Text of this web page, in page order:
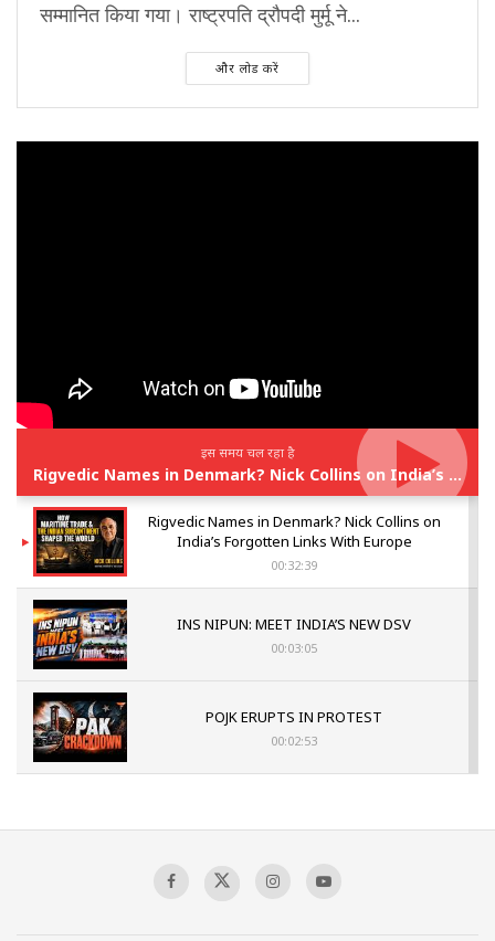
सम्मानित किया गया। राष्ट्रपति द्रौपदी मुर्मू ने...
और लोड करें
इस समय चल रहा है
Rigvedic Names in Denmark? Nick Collins on India’s Forgotten Links With Europe
Rigvedic Names in Denmark? Nick Collins on
India’s Forgotten Links With Europe
00:32:39
INS NIPUN: MEET INDIA’S NEW DSV
00:03:05
POJK ERUPTS IN PROTEST
00:02:53
Sagar